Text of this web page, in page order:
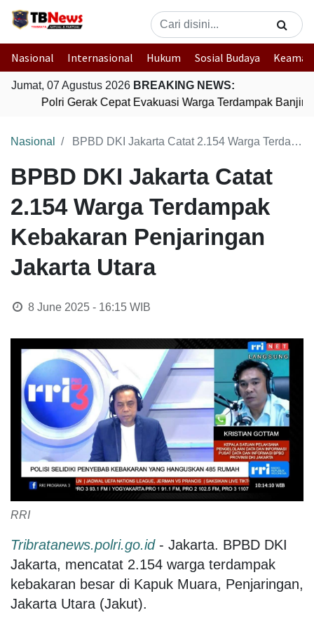
Nasional Internasional Hukum Sosial Budaya
Jumat, 07 Agustus 2026 BREAKING NEWS:
Polri Gerak Cepat Evakuasi Warga Terdampak Banjir
Nasional BPBD DKI Jakarta Catat 2.154 Warga Terdampak Kebakaran Penjaringan Jakarta Utara
BPBD DKI Jakarta Catat
2.154 Warga Terdampak
Kebakaran Penjaringan
Jakarta Utara
8 June 2025 - 16:15WIB
RRI
Tribratanews.polri.go.id- Jakarta. BPBD DKI
Jakarta, mencatat 2.154 warga terdampak
kebakaran besar di Kapuk Muara, Penjaringan,
Jakarta Utara (Jakut).